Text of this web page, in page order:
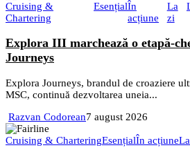
Cruising &
Chartering
EsențialÎn
acțiune
La
zi
Explora III marchează o etapă-
Journeys
Explora Journeys, brandul de croaziere
MSC, continuă dezvoltarea uneia...
Razvan Codorean7 august 2026
Cruising & CharteringEsențialÎn acțiune